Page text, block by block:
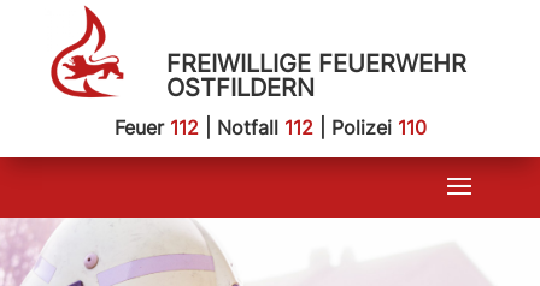
FREIWILLIGE FEUERWEHR
OSTFILDERN
Feuer 112| Notfall 112| Polizei 110